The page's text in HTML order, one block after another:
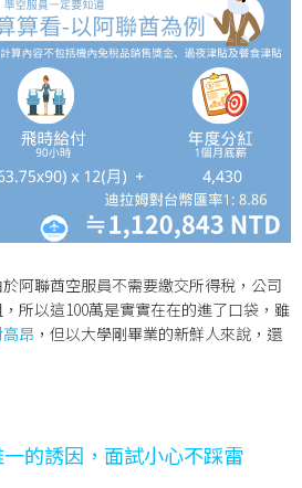
阿聯酋空服員不需要繳交所得稅，公司
所以這100萬是實實在在的進了口袋，雖
昂 ，但以大學剛畢業的新鮮人來說，還
的誘因，面試小心不踩雷